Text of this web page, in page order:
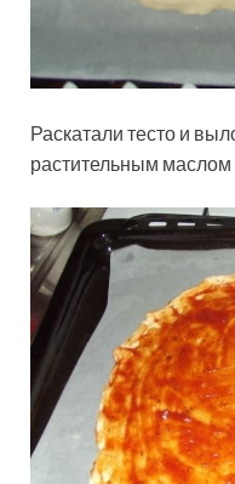
Раскатали тесто и
растительным маслом